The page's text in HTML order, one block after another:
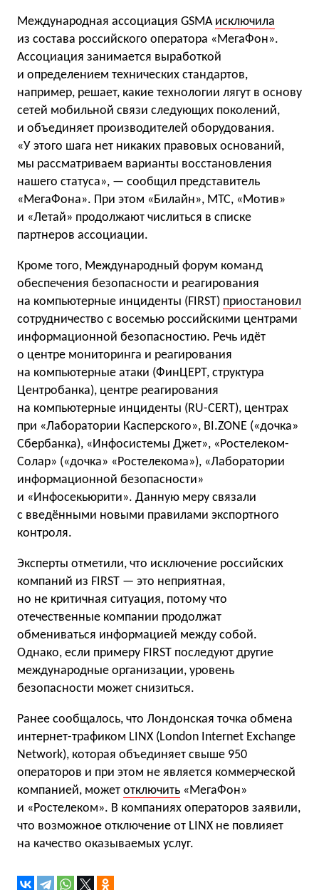
Международная ассоциация GSMA исключила
из состава российского оператора «МегаФон».
Ассоциация занимается выработкой
и определением технических стандартов,
например, решает, какие технологии лягут в основу
сетей мобильной связи следующих поколений,
и объединяет производителей оборудования.
«У этого шага нет никаких правовых оснований,
мы рассматриваем варианты восстановления
нашего статуса», — сообщил представитель
«МегаФона». При этом «Билайн», МТС, «Мотив»
и «Летай» продолжают числиться в списке
партнеров ассоциации.
Кроме того, Международный форум команд
обеспечения безопасности и реагирования
на компьютерные инциденты (FIRST) приостановил
сотрудничество с восемью российскими центрами
информационной безопасностию. Речь идёт
о центре мониторинга и реагирования
на компьютерные атаки (ФинЦЕРТ, структура
Центробанка), центре реагирования
на компьютерные инциденты (RU-CERT), центрах
при «Лаборатории Касперского», BI.ZONE («дочка»
Сбербанка), «Инфосистемы Джет», «Ростелеком-
Солар» («дочка» «Ростелекома»), «Лаборатории
информационной безопасности»
и «Инфосекьюрити». Данную меру связали
с введёнными новыми правилами экспортного
контроля.
Эксперты отметили, что исключение российских
компаний из FIRST — это неприятная,
но не критичная ситуация, потому что
отечественные компании продолжат
обмениваться информацией между собой.
Однако, если примеру FIRST последуют другие
международные организации, уровень
безопасности может снизиться.
Ранее сообщалось, что Лондонская точка обмена
интернет-трафиком LINX (London Internet Exchange
Network), которая объединяет свыше 950
операторов и при этом не является коммерческой
компанией, может отключить «МегаФон»
и «Ростелеком». В компаниях операторов заявили,
что возможное отключение от LINX не повлияет
на качество оказываемых услуг.